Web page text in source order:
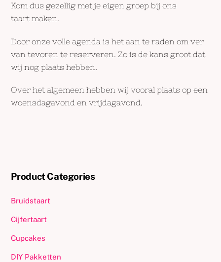
Kom dus gezellig met je eigen groep bij ons
taart maken.
Door onze volle agenda is het aan te raden om ver
van tevoren te reserveren. Zo is de kans groot dat
wij nog plaats hebben.
Over het algemeen hebben wij vooral plaats op een
woensdagavond en vrijdagavond.
Product Categories
Bruidstaart
Cijfertaart
Cupcakes
DIY Pakketten